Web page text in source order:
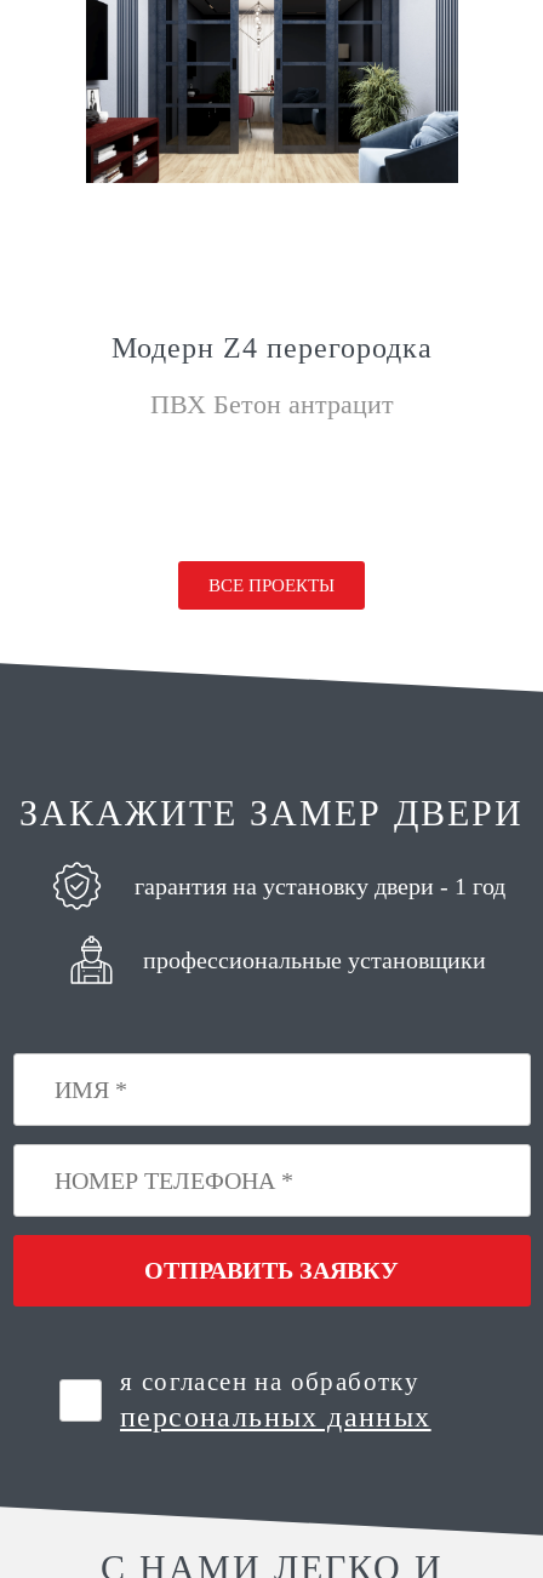
Модерн Z4 перегородка
ПВХ Бетон антрацит
ВСЕ ПРОЕКТЫ
ЗАКАЖИТЕ ЗАМЕР ДВЕРИ
гарантия на установку двери - 1 год
профессиональные установщики
ОТПРАВИТЬ ЗАЯВКУ
я согласен на обработку
персональных данных
С НАМИ ЛЕГКО И